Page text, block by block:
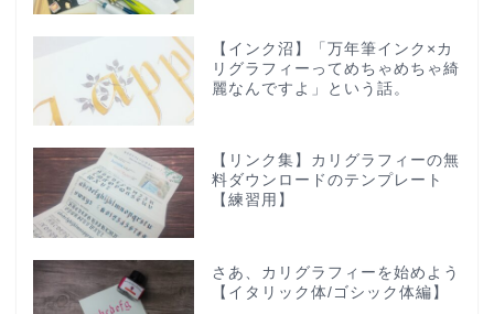
【インク沼】「万年筆インク×カ
リグラフィーってめちゃめちゃ綺
麗なんですよ」という話。
【リンク集】カリグラフィーの無
料ダウンロードのテンプレート
【練習用】
さあ、カリグラフィーを始めよう
【イタリック体/ゴシック体編】